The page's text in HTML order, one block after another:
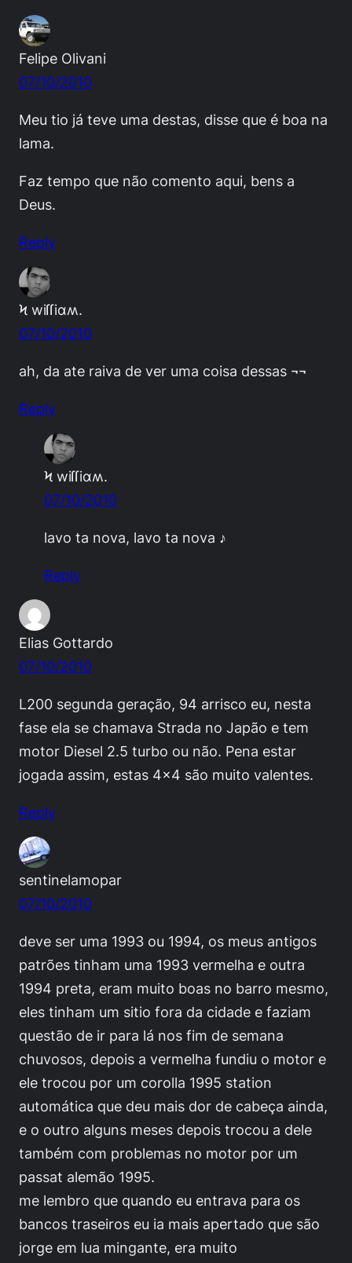
Felipe Olivani
07/10/2010
Meu tio já teve uma destas, disse que é boa na
lama.
Faz tempo que não comento aqui, bens a
Deus.
Reply
Ϟ wiſſiɑʍ.
07/10/2010
ah, da ate raiva de ver uma coisa dessas ¬¬
Reply
Ϟ wiſſiɑʍ.
07/10/2010
lavo ta nova, lavo ta nova ♪
Reply
Elias Gottardo
07/10/2010
L200 segunda geração, 94 arrisco eu, nesta
fase ela se chamava Strada no Japão e tem
motor Diesel 2.5 turbo ou não. Pena estar
jogada assim, estas 4×4 são muito valentes.
Reply
sentinelamopar
07/10/2010
deve ser uma 1993 ou 1994, os meus antigos
patrões tinham uma 1993 vermelha e outra
1994 preta, eram muito boas no barro mesmo,
eles tinham um sitio fora da cidade e faziam
questão de ir para lá nos fim de semana
chuvosos, depois a vermelha fundiu o motor e
ele trocou por um corolla 1995 station
automática que deu mais dor de cabeça ainda,
e o outro alguns meses depois trocou a dele
também com problemas no motor por um
passat alemão 1995.
me lembro que quando eu entrava para os
bancos traseiros eu ia mais apertado que são
jorge em lua mingante, era muito